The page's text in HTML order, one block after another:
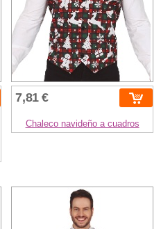
7,81 €
Chaleco navideño a cuadros